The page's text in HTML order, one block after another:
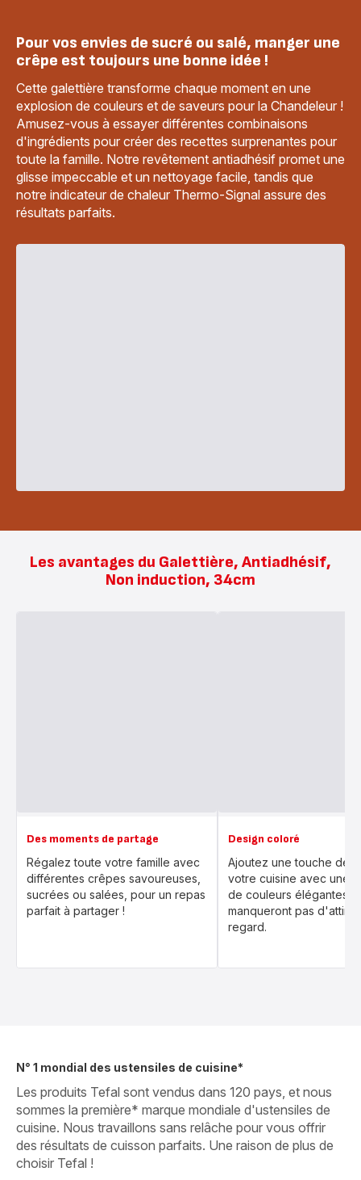
Pour vos envies de sucré ou salé, manger une
crêpe est toujours une bonne idée !
Cette galettière transforme chaque moment en une
explosion de couleurs et de saveurs pour la Chandeleur !
Amusez-vous à essayer différentes combinaisons
d'ingrédients pour créer des recettes surprenantes pour
toute la famille. Notre revêtement antiadhésif promet une
glisse impeccable et un nettoyage facile, tandis que
notre indicateur de chaleur Thermo-Signal assure des
résultats parfaits.
Les avantages du Galettière, Antiadhésif,
Non induction, 34cm
Des moments de partage
Régalez toute votre famille avec
différentes crêpes savoureuses,
sucrées ou salées, pour un repas
parfait à partager !
Design coloré
Ajoutez une touche de
votre cuisine avec une
de couleurs élégantes
manqueront pas
regard.
N° 1 mondial des ustensiles de cuisine*
Les produits Tefal sont vendus dans 120 pays, et nous
sommes la première* marque mondiale d'ustensiles de
cuisine. Nous travaillons sans relâche pour vous offrir
des résultats de cuisson parfaits. Une raison de plus de
choisir Tefal !